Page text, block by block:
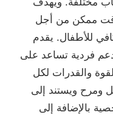
مختلفة. ويهدف
ممكن من أجل
للأطفال. يقدم
دعم فردية تساعد على
والقدرات لكل
ومرح ويستند إلى
بالإضافة إلى